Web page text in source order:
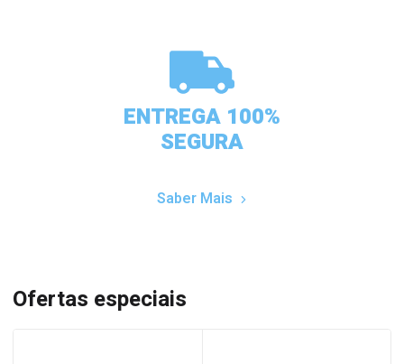
ENTREGA 100%
SEGURA
Saber Mais
Ofertas especiais